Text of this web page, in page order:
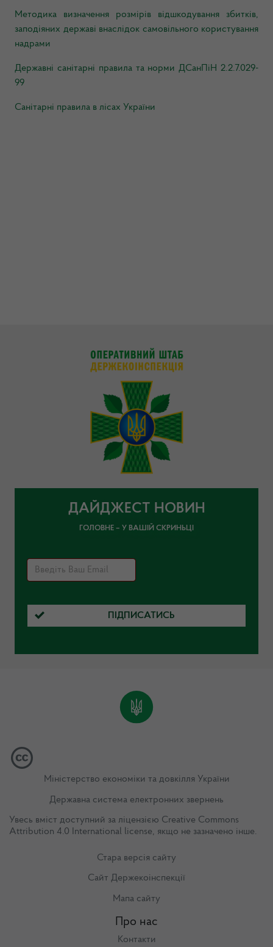
Методика визначення розмірів відшкодування збитків,
заподіяних державі внаслідок самовільного користування
надрами
Державні санітарні правила та норми ДСанПіН 2.2.7.029-
99
Санітарні правила в лісах України
ДАЙДЖЕСТ НОВИН
ГОЛОВНЕ – У ВАШІЙ СКРИНЬЦІ
ПІДПИСАТИСЬ
Міністерство економіки та довкілля України
Державна система електронних звернень
Увесь вміст доступний за ліцензією Creative Commons
Attribution 4.0 International license, якщо не зазначено інше.
Стара версія сайту
Сайт Держекоінспекції
Мапа сайту
Про нас
Контакти